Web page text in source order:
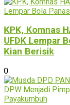
KPK, Komnas
UFDK Lempar
Kian Berisik
0